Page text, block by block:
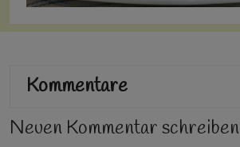
Kommentare
Neuen Kommentar schreiben